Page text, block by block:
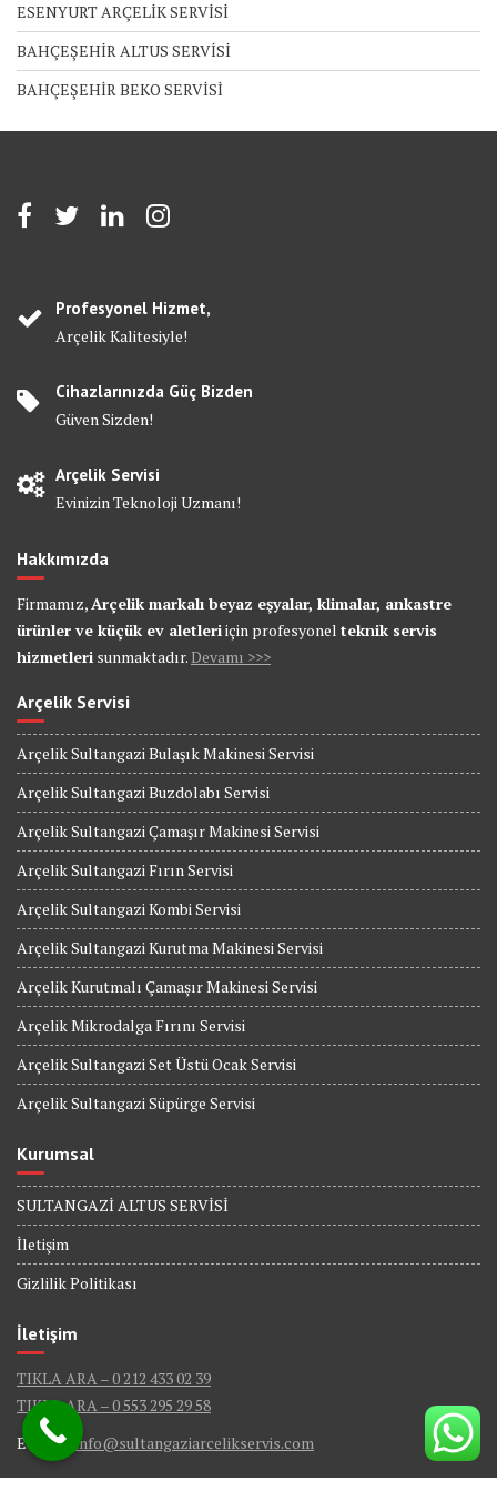
ESENYURT ARÇELİK SERVİSİ
BAHÇEŞEHİR ALTUS SERVİSİ
BAHÇEŞEHİR BEKO SERVİSİ
Profesyonel Hizmet,
Arçelik Kalitesiyle!
Cihazlarınızda Güç Bizden
Güven Sizden!
Arçelik Servisi
Evinizin Teknoloji Uzmanı!
Hakkımızda
Firmamız,Arçelik markalı beyaz eşyalar, klimalar, ankastre
ürünler ve küçük ev aletleriiçin profesyonel teknik servis
hizmetleri sunmaktadır.Devamı >>>
Arçelik Servisi
Arçelik Sultangazi Bulaşık Makinesi Servisi
Arçelik Sultangazi Buzdolabı Servisi
Arçelik Sultangazi Çamaşır Makinesi Servisi
Arçelik Sultangazi Fırın Servisi
Arçelik Sultangazi Kombi Servisi
Arçelik Sultangazi Kurutma Makinesi Servisi
Arçelik Kurutmalı Çamaşır Makinesi Servisi
Arçelik Mikrodalga Fırını Servisi
Arçelik Sultangazi Set Üstü Ocak Servisi
Arçelik Sultangazi Süpürge Servisi
Kurumsal
SULTANGAZİ ALTUS SERVİSİ
İletişim
Gizlilik Politikası
İletişim
TIKLA ARA – 0 212 433 02 39
TIKLA ARA – 0 553 295 29 58
E-Mail : info@sultangaziarcelikservis.com